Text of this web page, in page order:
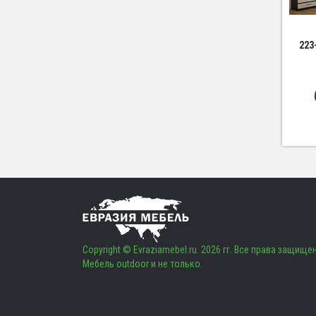
Copyright © Evraziamebel.ru. 2026 гг. Все права
Мебель outdoor и не только.